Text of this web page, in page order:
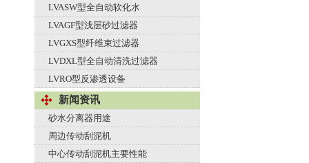
LVASW型全自动软化水
LVAGF型浅层砂过滤器
LVGXS型纤维束过滤器
LVDXL型全自动清洗过滤器
LVRO型反渗透设备
新闻资讯
砂水分离器用途
周边传动刮泥机
中心传动刮泥机主要性能